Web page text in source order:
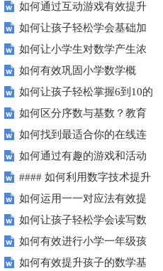
大小？这些建议或许有帮助！
如何通过互动游戏有效提升
孩子的数字识别能力？
如何让孩子轻松学会基础加
减法？家长必看的实用技巧！
如何让小学生对数学产生浓
厚兴趣？趣味数学活动大揭秘！
如何有效巩固小学数学概
念？如何让孩子轻松掌握6到10的
数字读写？
如何区分序数与基数？教育
中这些知识点要知道！
如何找到最适合你的在线连
线游戏？
如何通过有趣的游戏和活动
提升孩子的数字顺序技能？
#### 如何利用数字技术提升
在线学习效果？
如何运用一一对应法有效提
升学习效率？
如何让孩子轻松学会读写数
字？试试这些有趣的方法！
如何有效进行小学一年级孩
子的数学练习？
如何有效提升孩子的数学基